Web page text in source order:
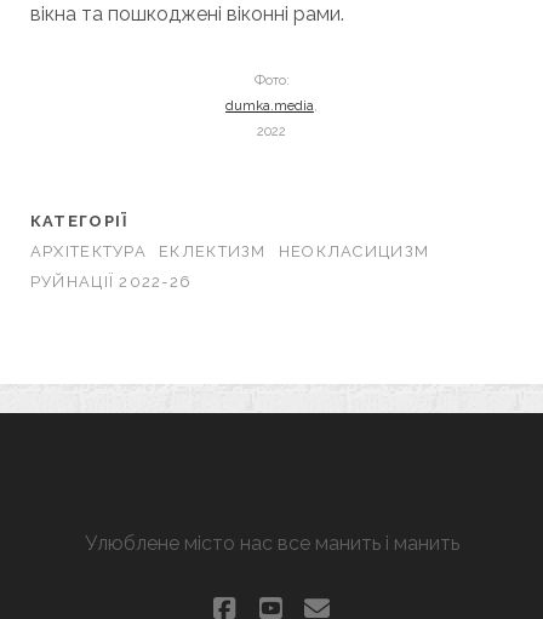
вікна та пошкоджені віконні рами.
Фото:
dumka.media,
2022
КАТЕГОРІЇ
АРХІТЕКТУРА
ЕКЛЕКТИЗМ
НЕОКЛАСИЦИЗМ
РУЙНАЦІЇ 2022-26
Улюблене місто нас все манить і манить
facebook
youtube
email